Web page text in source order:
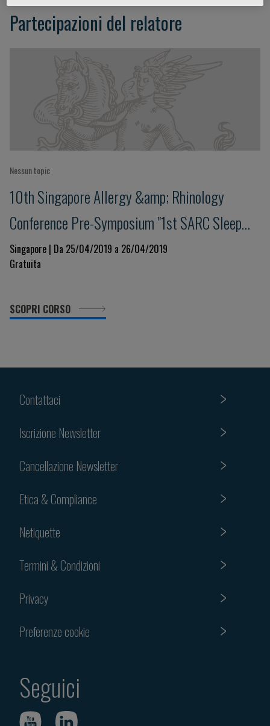
Partecipazioni del relatore
Nessun topic
10th Singapore Allergy &amp; Rhinology
Conference Pre-Symposium "1st SARC Sleep
Workshop"
Singapore | Da 25/04/2019 a 26/04/2019
Gratuita
SCOPRI CORSO
Contattaci
Iscrizione Newsletter
Cancellazione Newsletter
Etica & Compliance
Netiquette
Termini & Condizioni
Privacy
Preferenze cookie
Seguici